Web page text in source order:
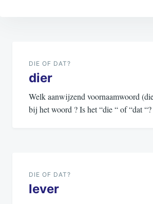
navigatie
DIE OF DAT?
dier
Welk aanwijzend voornaamwoord
bij het woord ? Is het “die “ of “dat
DIE OF DAT?
lever